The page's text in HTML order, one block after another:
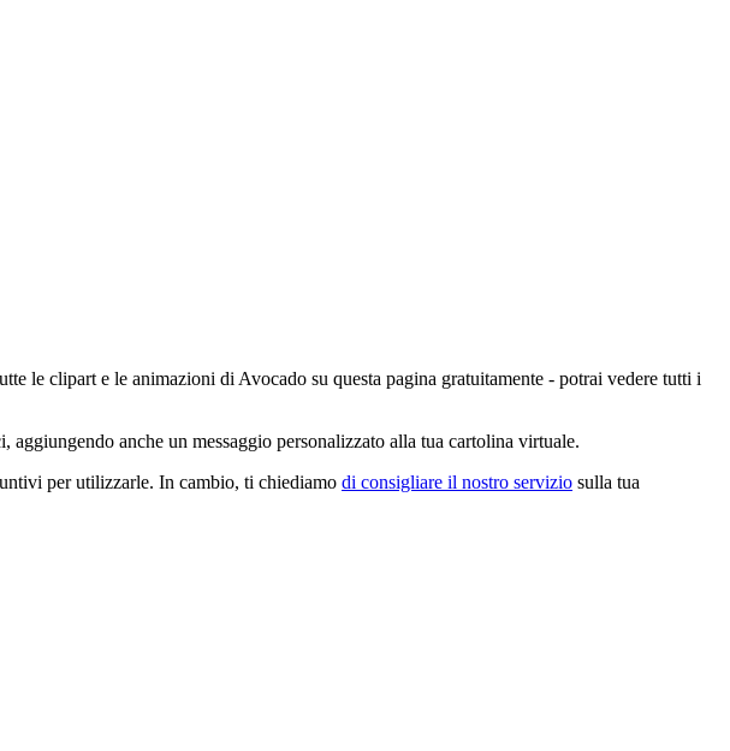
le clipart e le animazioni di Avocado su questa pagina gratuitamente - potrai vedere tutti i
anche un messaggio personalizzato alla tua cartolina virtuale.
per utilizzarle. In cambio, ti chiediamo di consigliare il nostro servizio sulla tua